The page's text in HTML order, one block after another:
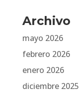
Archivo
mayo 2026
febrero 2026
enero 2026
diciembre 2025